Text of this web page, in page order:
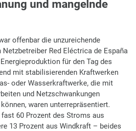
und mangelnde
offenbar die unzureichende
Red Eléctrica de España
für den Tag des
mit stabilisierenden Kraftwerken
oder Wasserkraftwerke, die mit
und Netzschwankungen
waren unterrepräsentiert.
60 Prozent des Stroms aus
13 Prozent aus Windkraft – beides